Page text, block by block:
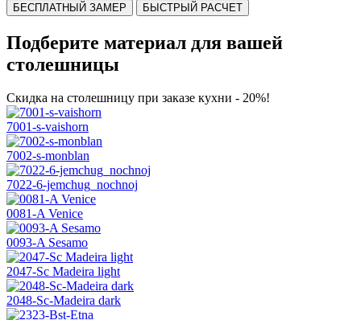
БЕСПЛАТНЫЙ ЗАМЕР БЫСТРЫЙ РАСЧЕТ
Подберите материал для вашей
столешницы
Скидка на столешницу при заказе кухни - 20%!
7001-s-vaishorn
7002-s-monblan
7022-6-jemchug_nochnoj
0081-A Venice
0093-A Sesamo
2047-Sc Madeira light
2048-Sc-Madeira dark